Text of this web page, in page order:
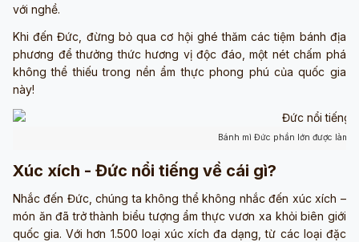
với nghề.
Khi đến Đức, đừng bỏ qua cơ hội ghé thăm các tiệm bánh địa
phương để thưởng thức hương vị độc đáo, một nét chấm phá
không thể thiếu trong nền ẩm thực phong phú của quốc gia
này!
Bánh mì Đức phần lớn được làm
Xúc xích - Đức nổi tiếng về cái gì?
Nhắc đến Đức, chúng ta không thể không nhắc đến xúc xích –
món ăn đã trở thành biểu tượng ẩm thực vươn xa khỏi biên giới
quốc gia. Với hơn 1.500 loại xúc xích đa dạng, từ các loại đặc